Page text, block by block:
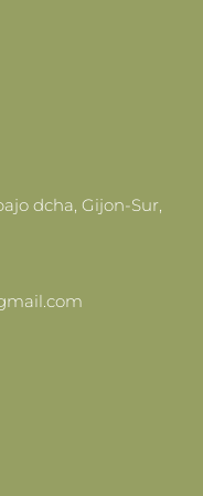
dcha, Gijon-Sur,